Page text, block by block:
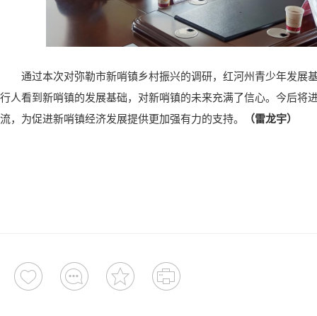
通过本次对弥勒市新哨镇乡村振兴的调研，红河州青少年发展
行人看到新哨镇的发展基础，对新哨镇的未来充满了信心。今后将
流，为促进新哨镇经济发展提供更加强有力的支持。
（雷龙宇）